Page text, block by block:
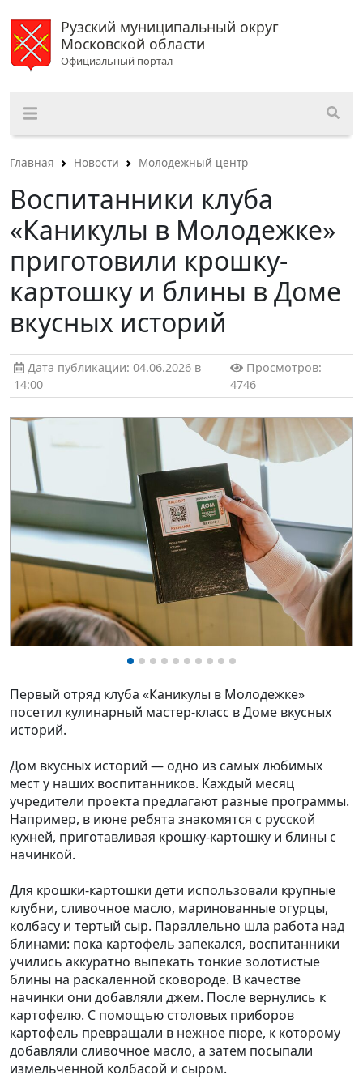
Рузский муниципальный округ
Московской области
Официальный портал
Главная Новости Молодежный центр
Воспитанники клуба
«Каникулы в Молодежке»
приготовили крошку-
картошку и блины в Доме
вкусных историй
Дата публикации: 04.06.2026 в
14:00
Просмотров:
4746
Первый отряд клуба «Каникулы в Молодежке»
посетил кулинарный мастер-класс в Доме вкусных
историй.
Дом вкусных историй — одно из самых любимых
мест у наших воспитанников. Каждый месяц
учредители проекта предлагают разные программы.
Например, в июне ребята знакомятся с русской
кухней, приготавливая крошку-картошку и блины с
начинкой.
Для крошки-картошки дети использовали крупные
клубни, сливочное масло, маринованные огурцы,
колбасу и тертый сыр. Параллельно шла работа над
блинами: пока картофель запекался, воспитанники
учились аккуратно выпекать тонкие золотистые
блины на раскаленной сковороде. В качестве
начинки они добавляли джем. После вернулись к
картофелю. С помощью столовых приборов
картофель превращали в нежное пюре, к которому
добавляли сливочное масло, а затем посыпали
измельченной колбасой и сыром.